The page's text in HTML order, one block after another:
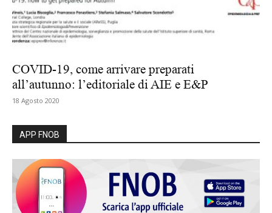
COVID-19, come arrivare preparati
all’autunno: l’editoriale di AIE e E&P
18 Agosto 2020
APP FNOB